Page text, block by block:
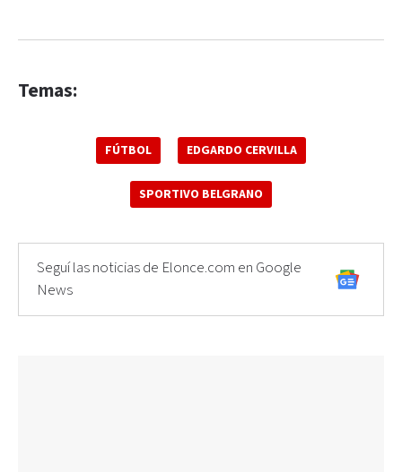
Temas:
FÚTBOL EDGARDO CERVILLA
SPORTIVO BELGRANO
Seguí las noticias de Elonce.com en Google
News